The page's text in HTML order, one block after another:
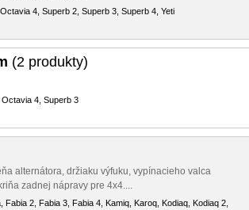
4, Superb 2, Superb 3, Superb 4, Yeti
(2 produkty)
4, Superb 3
alternátora, držiaku výfuku, vypínacieho valca
zadnej nápravy pre 4x4....
Fabia 2, Fabia 3, Fabia 4, Kamiq, Karoq, Kodiaq, Kodiaq 2,